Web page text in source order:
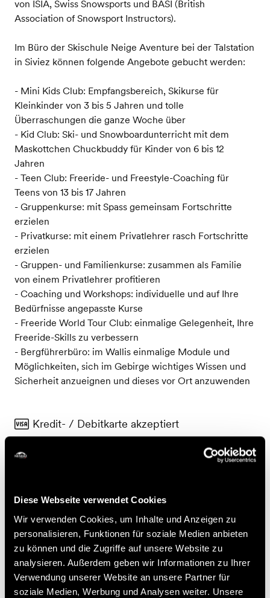
Diese Webseite verwendet Cookies
Wir verwenden Cookies, um Inhalte und Anzeigen zu
personalisieren, Funktionen für soziale Medien anbieten
zu können und die Zugriffe auf unsere Website zu
analysieren. Außerdem geben wir Informationen zu Ihrer
Verwendung unserer Website an unsere Partner für
soziale Medien, Werbung und Analysen weiter. Unsere
von ISIA, Swiss Snowsports und BASI (British
Association of Snowsport Instructors).
Im Büro der Skischule Neige Aventure bei der Talstation
in Siviez können folgende Angebote gebucht werden:
- Mini Kids Club: Empfangsbereich, Skikurse für
Kleinkinder von 3 bis 5 Jahren und tolle
Überraschungen die ganze Woche über
- Kid Club: Ski- und Snowboardunterricht mit dem
Maskottchen Chuckbuddy für Kinder von 6 bis 12
Jahren
- Teen Club: Freeride- und Freestyle-Coaching für
Teens von 13 bis 17 Jahren
- Gruppenkurse: mit Spass gemeinsam Fortschritte
erzielen
- Privatkurse: mit einem Privatlehrer rasch Fortschritte
erzielen
- Gruppen- und Familienkurse: zusammen als Familie
von einem Privatlehrer profitieren
- Coaching und Workshops: individuelle und auf Ihre
Bedürfnisse angepasste Kurse
- Freeride World Tour Club: einmalige Gelegenheit, Ihre
Freeride-Skills zu verbessern
- Bergführerbüro: im Wallis einmalige Module und
Möglichkeiten, sich im Gebirge wichtiges Wissen und
Sicherheit anzueignen und dieses vor Ort anzuwenden
Kredit- / Debitkarte akzeptiert
Kontakt
Neige Aventure Siviez
Route de Siviez 51
1997 Haute-Nendaz
+41 27 288 31 31
Preise